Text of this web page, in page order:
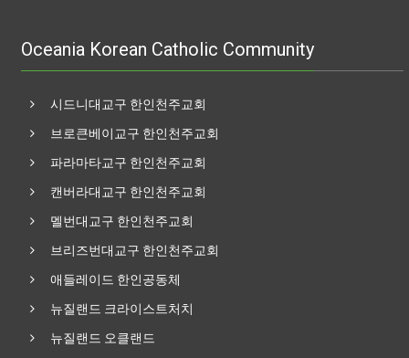
Oceania Korean Catholic Community
시드니대교구 한인천주교회
브로큰베이교구 한인천주교회
파라마타교구 한인천주교회
캔버라대교구 한인천주교회
멜번대교구 한인천주교회
브리즈번대교구 한인천주교회
애들레이드 한인공동체
뉴질랜드 크라이스트처치
뉴질랜드 오클랜드